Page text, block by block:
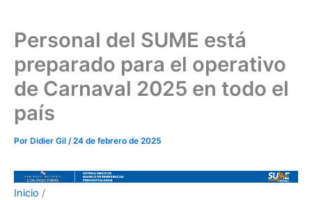
Personal del SUME está
preparado para el operativo
de Carnaval 2025 en todo el
país
Por Didier Gil /24 de febrero de 2025
Inicio /